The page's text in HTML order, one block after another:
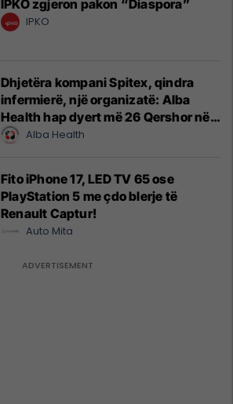
IPKO zgjeron pakon “Diaspora”
IPKO
Dhjetëra kompani Spitex, qindra
infermierë, një organizatë: Alba
Health hap dyert më 26 Qershor në
CyrihAlba Health
Fito iPhone 17, LED TV 65 ose
PlayStation 5 me çdo blerje të
Renault Captur!
Auto Mita